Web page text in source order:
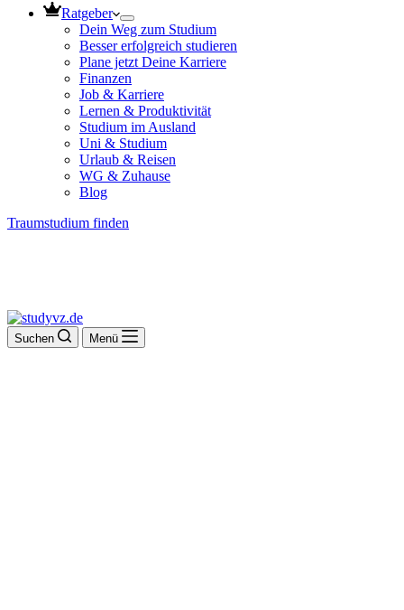
Ratgeber
Dein Weg zum Studium
Besser erfolgreich studieren
Plane jetzt Deine Karriere
Finanzen
Job & Karriere
Lernen & Produktivität
Studium im Ausland
Uni & Studium
Urlaub & Reisen
WG & Zuhause
Blog
Traumstudium finden
Suchen Menü